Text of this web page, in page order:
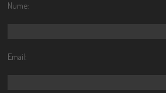
Nume:
Email: